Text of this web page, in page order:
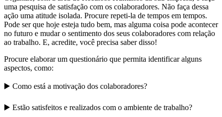
uma pesquisa de satisfação com os colaboradores. Não faça dessa
ação uma atitude isolada. Procure repeti-la de tempos em tempos.
Pode ser que hoje esteja tudo bem, mas alguma coisa pode acontecer
no futuro e mudar o sentimento dos seus colaboradores com relação
ao trabalho. E, acredite, você precisa saber disso!
Procure elaborar um questionário que permita identificar alguns
aspectos, como:
▶️ Como está a motivação dos colaboradores?
▶️ Estão satisfeitos e realizados com o ambiente de trabalho?